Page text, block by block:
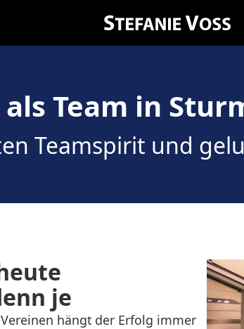
Team in
Teamspirit und
je
hängt der Erfolg immer